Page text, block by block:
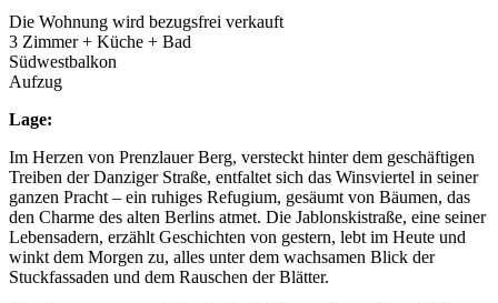
Die Wohnung wird bezugsfrei verkauft
3 Zimmer + Küche + Bad
Südwestbalkon
Aufzug
Lage:
Im Herzen von Prenzlauer Berg, versteckt hinter dem geschäftigen
Treiben der Danziger Straße, entfaltet sich das Winsviertel in seiner
ganzen Pracht – ein ruhiges Refugium, gesäumt von Bäumen, das
den Charme des alten Berlins atmet. Die Jablonskistraße, eine seiner
Lebensadern, erzählt Geschichten von gestern, lebt im Heute und
winkt dem Morgen zu, alles unter dem wachsamen Blick der
Stuckfassaden und dem Rauschen der Blätter.